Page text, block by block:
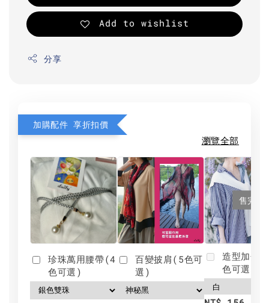
Add to wishlist
分享
加購配件 享折扣價
瀏覽全部
珍珠萬用腰帶(4
色可選)
百變披肩(5色可
選)
售完
造型加分
色可選)